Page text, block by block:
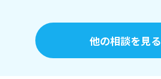
他の相談を見る